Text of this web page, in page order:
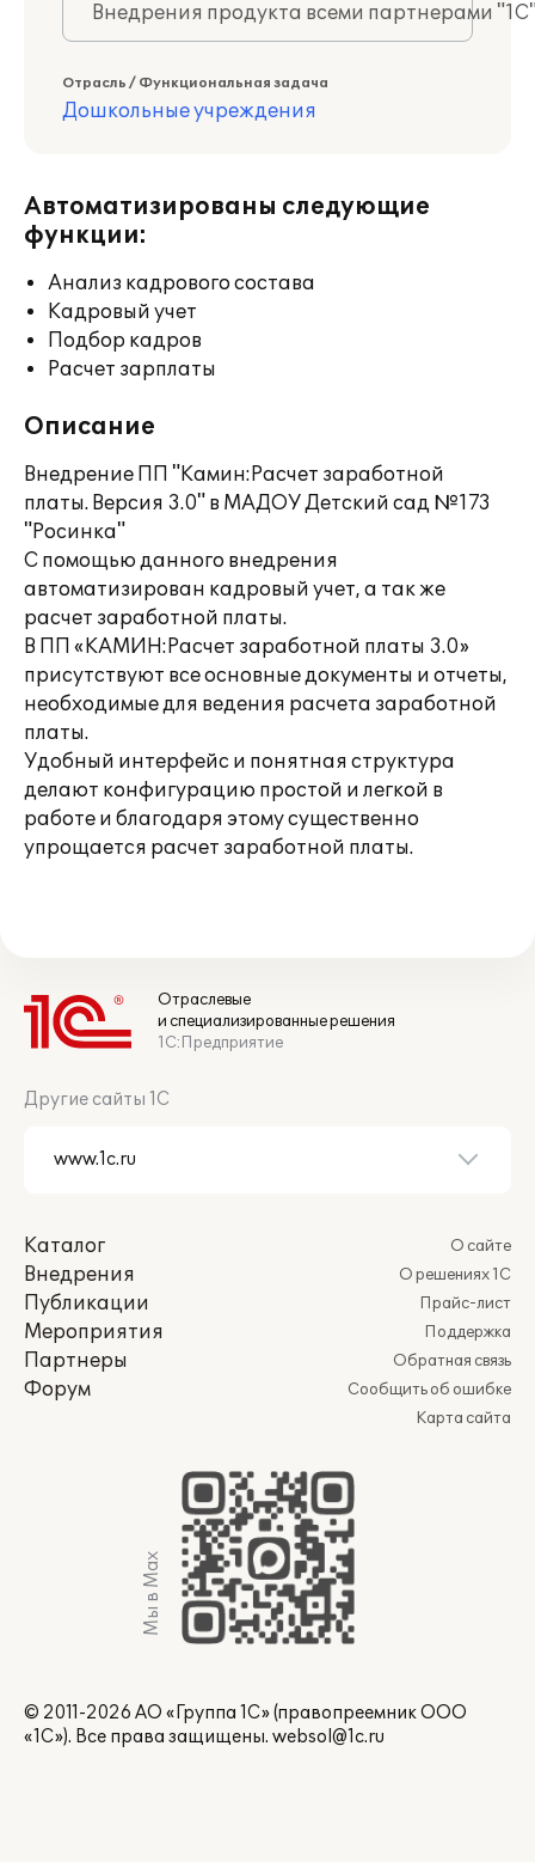
Внедрения продукта всеми партнерами
Отрасль / Функциональная задача
Дошкольные учреждения
Автоматизированы следующие
функции:
Анализ кадрового состава
Кадровый учет
Подбор кадров
Расчет зарплаты
Описание
Внедрение ПП "Камин:Расчет заработной
платы. Версия 3.0" в МАДОУ Детский сад №173
"Росинка"
С помощью данного внедрения
автоматизирован кадровый учет, а так же
расчет заработной платы.
В ПП «КАМИН:Расчет заработной платы 3.0»
присутствуют все основные документы и отчеты,
необходимые для ведения расчета заработной
платы.
Удобный интерфейс и понятная структура
делают конфигурацию простой и легкой в
работе и благодаря этому существенно
упрощается расчет заработной платы.
Отраслевые
и специализированные решения
1С:Предприятие
Другие сайты 1С
Каталог
Внедрения
Публикации
Мероприятия
Партнеры
Форум
О сайте
О решениях 1С
Прайс-лист
Поддержка
Обратная связь
Сообщить об ошибке
Карта сайта
Мы в Max
© 2011-2026 АО «Группа 1С» (правопреемник ООО
«1С»). Все права защищены. websol@1c.ru